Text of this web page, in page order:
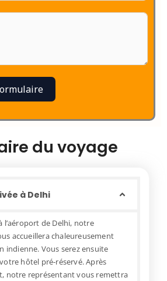
du voyage
à Delhi
l’aéroport de Delhi, notre
accueillera chaleureusement
indienne. Vous serez ensuite
hôtel pré-réservé. Après
notre représentant vous remettra